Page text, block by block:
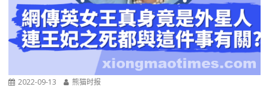
2022-09-13 熊猫时报